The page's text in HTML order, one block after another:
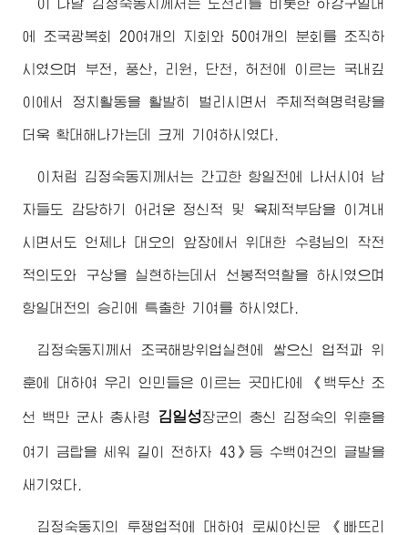
이 나날 김정숙동지 께서는 도천리를 비롯한 하강구일대
에 조국광복회 20여개의 지회와 50여개의 분회를 조직하
시였으며 부전, 풍산, 리원, 단천, 허천에 이르는 국내깊
이에서 정치활동을 활발히 벌리시면서 주체적혁명력량을
더욱 확대해나가는데 크게 기여하시였다.
이처럼 김정숙동지 께서는 간고한 항일전에 나서시여 남
자들도 감당하기 어려운 정신적 및 육체적부담을 이겨내
시면서도 언제나 대오의 앞장에서위대한 수령님의 작전
적의도와 구상을 실현하는데서 선봉적역할을 하시였으며
항일대전의 승리에 특출한 기여를 하시였다.
김정숙동지 께서 조국해방위업실현에 쌓으신 업적과 위
훈에 대하여 우리 인민들은 이르는 곳마다에 《백두산 조
선 백만 군사 총사령 김일성장군의 충신 김정숙의 위훈을
여기 금탑을 세워 길이 전하자 43》등 수백여건의 글발을
새기였다.
김정숙동지 의 투쟁업적에 대하여 로씨야신문 《빠뜨리